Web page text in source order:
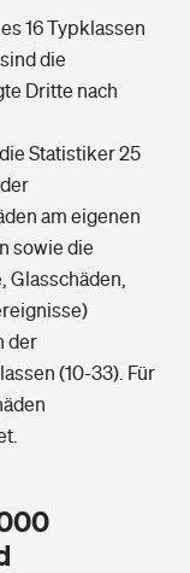
16 Typklassen
die
Dritte nach
Statistiker 25
am eigenen
sowie die
Glasschäden,
der
(10-33). Für